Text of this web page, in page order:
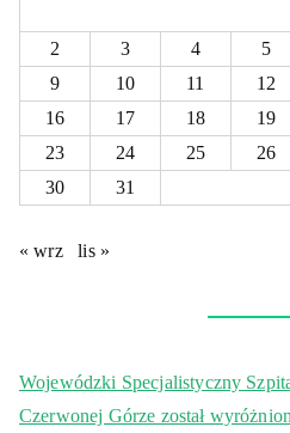
2
3 4 5
9
10 11 12
16
17 18 19
23
24 25 26
30
31
« wrz lis »
Wojewódzki Specjalistyczny
Czerwonej Górze został